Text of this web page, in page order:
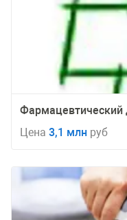
Фармацевтический
Цена 3,1 млн руб